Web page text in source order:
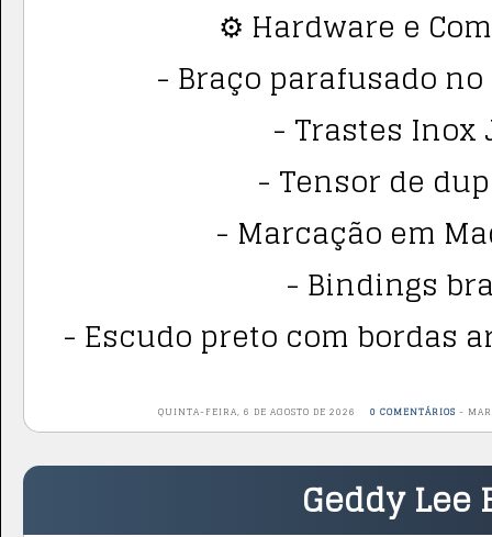
⚙️ Hardware e
- Braço parafusado
- Trastes Inox
- Tensor de
- Marcação em
- Bindings
- Escudo preto com bordas
QUINTA-FEIRA, 6 DE AGOSTO DE 2026 0 COMENTÁRIOS -
Geddy Lee